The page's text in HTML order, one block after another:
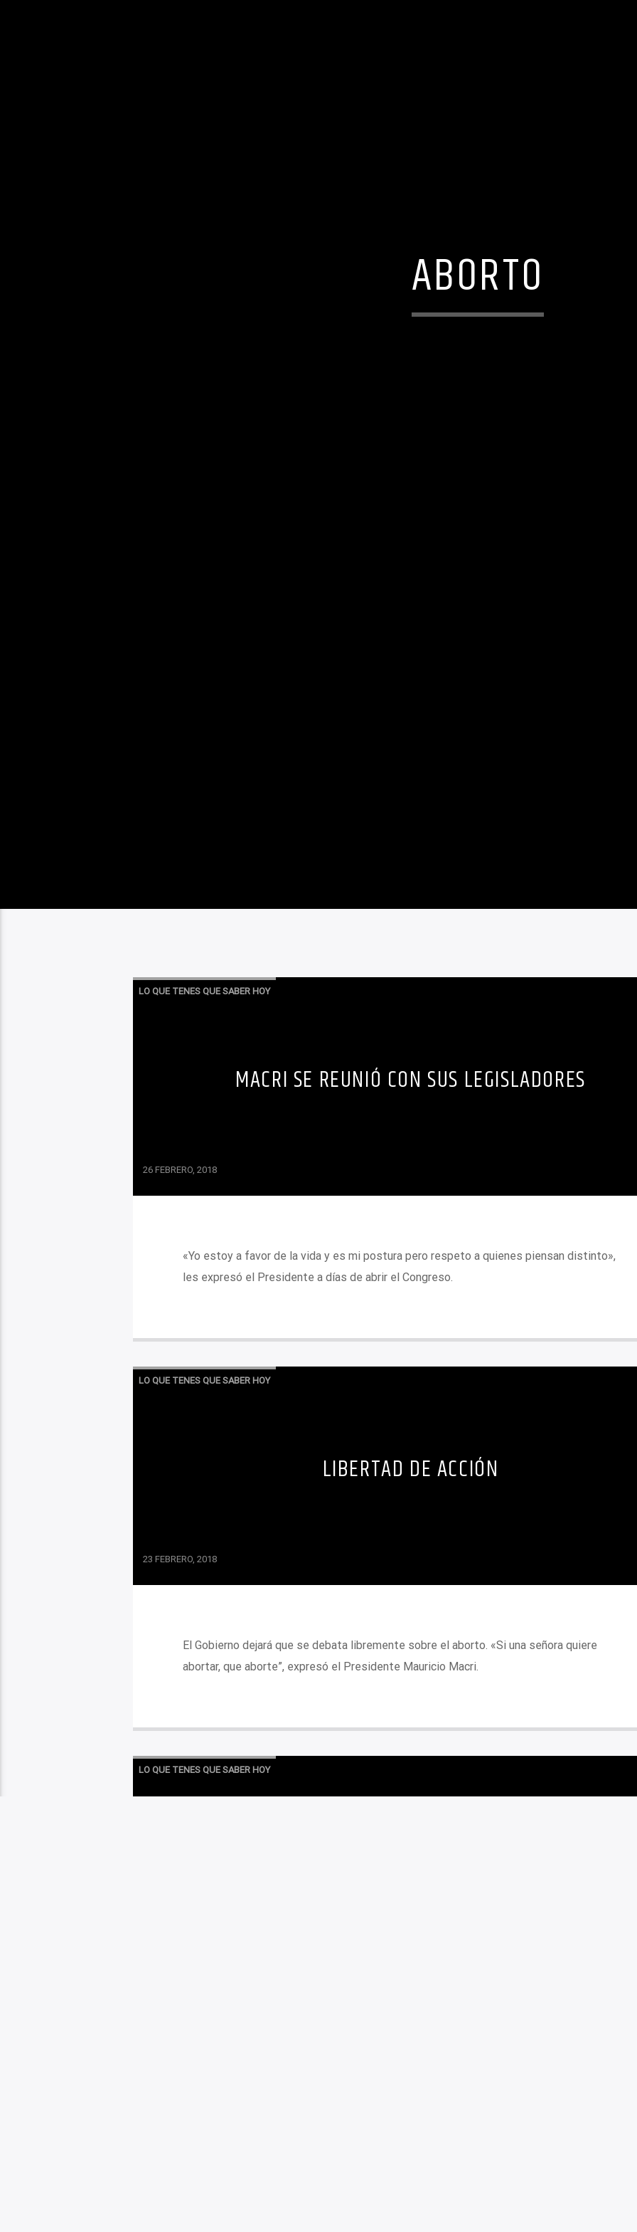
ABORTO
LO QUE TENES QUE SABER HOY
MACRI SE REUNIÓ CON SUS LEGISLADORES
26 FEBRERO, 2018
«Yo estoy a favor de la vida y es mi postura pero respeto a quienes piensan distinto»,
les expresó el Presidente a días de abrir el Congreso.
LO QUE TENES QUE SABER HOY
LIBERTAD DE ACCIÓN
23 FEBRERO, 2018
El Gobierno dejará que se debata libremente sobre el aborto. «Si una señora quiere
abortar, que aborte”, expresó el Presidente Mauricio Macri.
LO QUE TENES QUE SABER HOY